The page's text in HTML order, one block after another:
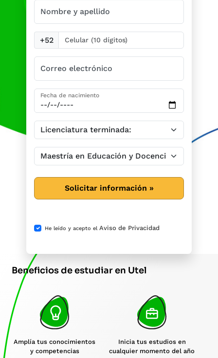
Nombre y apellido
+52
Correo electrónico
Fecha de nacimiento
Solicitar información »
He leído y acepto el Aviso de Privacidad
Beneficios de estudiar en Utel
Amplía tus conocimientos
y competencias
Inicia tus estudios en
cualquier momento del año